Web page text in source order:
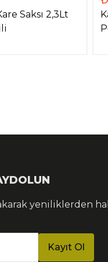
Saksı 2,3Lt
yeniliklerden
Kayıt Ol